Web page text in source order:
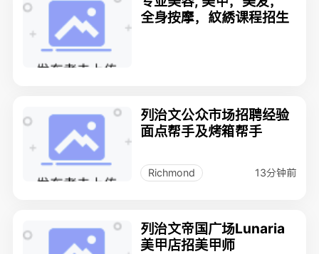
全身按摩，紋綉课程招生
列治文公众市场招聘经验
面点帮手及烤箱帮手
Richmond 13分钟前
列治文帝国广场Lunaria
美甲店招美甲师